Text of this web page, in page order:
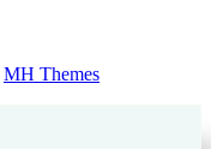
MH Themes